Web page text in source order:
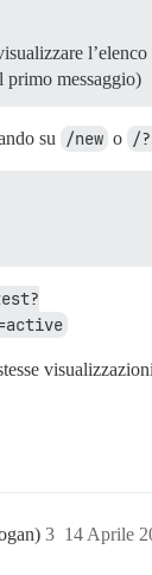
primo messaggio)
su /new o /
14 Aprile
3